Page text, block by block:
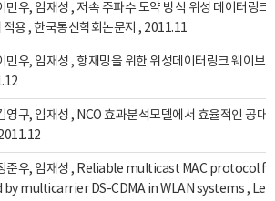
민우, 임재성 , 저속 주파수 도약 방식 위성 데이터링
적용 , 한국통신학회논문지 , 2011.11
민우, 임재성 , 항재밍을 위한 위성데이터링크 웨이브
영구, 임재성 , NCO 효과분석모델에서 효율적인 공대
준우, 임재성 , Reliable multicast MAC protocol
by multicarrier DS-CDMA in WLAN systems ,